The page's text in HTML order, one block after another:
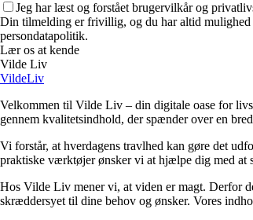
Jeg har læst og forstået brugervilkår og
Din tilmelding er frivillig, og du har altid mulighed
persondatapolitik.
Lær os at kende
Vilde Liv
VildeLiv
Velkommen til Vilde Liv – din digitale oase for
gennem kvalitetsindhold, der spænder over en
Vi forstår, at hverdagens travlhed kan gøre det
praktiske værktøjer ønsker vi at hjælpe dig med at
Hos Vilde Liv mener vi, at viden er magt. Derfor
skræddersyet til dine behov og ønsker. Vores